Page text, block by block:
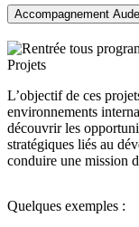
Accompagnement
Projets
L’objectif de ces
environnements
découvrir les
stratégiques liés au
conduire une mission
Quelques exemples :